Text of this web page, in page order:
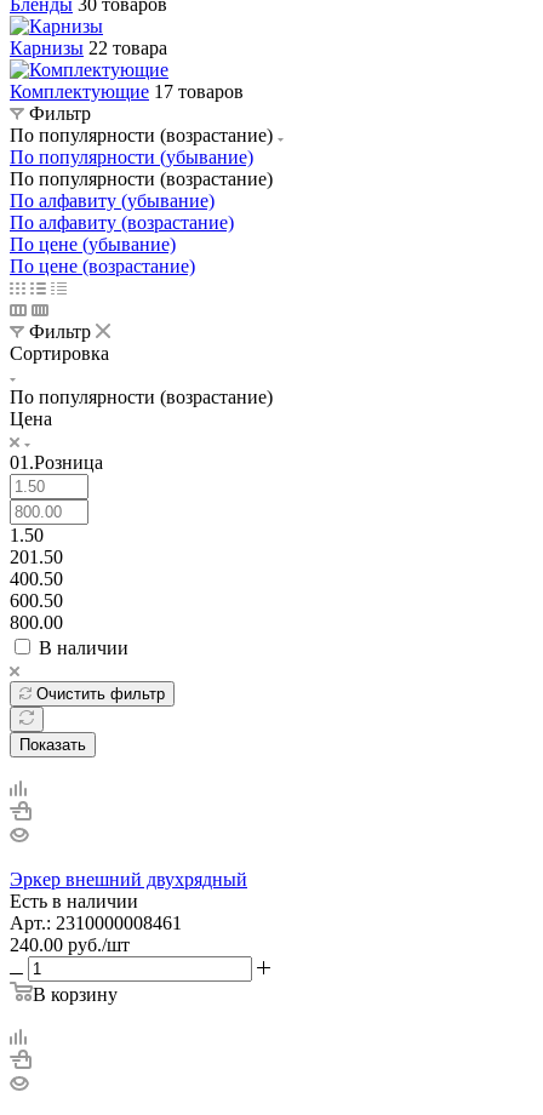
Карнизы 22 товара
Комплектующие 17 товаров
Фильтр
По популярности (возрастание)
По популярности (убывание)
По популярности (возрастание)
По алфавиту (убывание)
По алфавиту (возрастание)
По цене (убывание)
По цене (возрастание)
Фильтр
Сортировка
По популярности (возрастание)
Цена
01.Розница
1.50
201.50
400.50
600.50
800.00
В наличии
Очистить фильтр
Показать
Эркер внешний двухрядный
Есть в наличии
Арт.: 2310000008461
240.00 руб./шт
В корзину